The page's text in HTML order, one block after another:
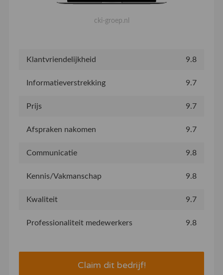
cki-groep.nl
Klantvriendelijkheid 9.8
Informatieverstrekking 9.7
Prijs 9.7
Afspraken nakomen 9.7
Communicatie 9.8
Kennis/Vakmanschap 9.8
Kwaliteit 9.7
Professionaliteit medewerkers 9.8
Claim dit bedrijf!